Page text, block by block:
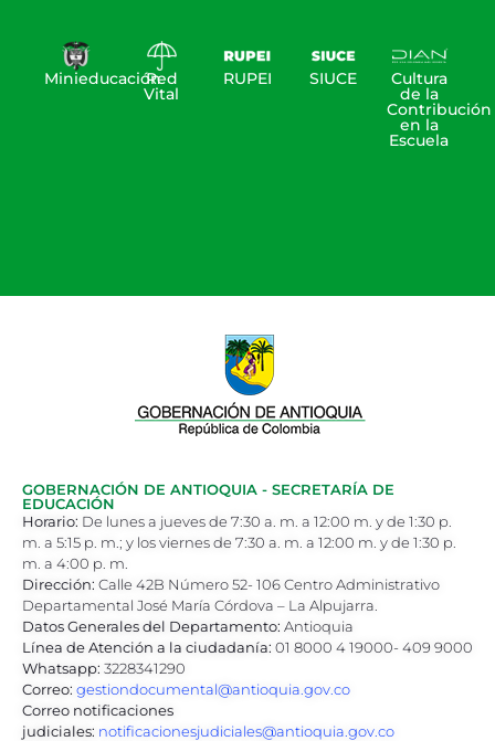
MinieducaciónRed
Vital
RUPEI SIUCE Cultura
de la
Contribución
en la
Escuela
GOBERNACIÓN DE ANTIOQUIA - SECRETARÍA DE
EDUCACIÓN
Horario: De lunes a jueves de 7:30 a. m. a 12:00 m. y de 1:30 p.
m. a 5:15 p. m.; y los viernes de 7:30 a. m. a 12:00 m. y de 1:30 p.
m. a 4:00 p. m.
Dirección: Calle 42B Número 52- 106 Centro Administrativo
Departamental José María Córdova – La Alpujarra.
Datos Generales del Departamento: Antioquia
Línea de Atención a la ciudadanía: 01 8000 4 19000- 409 9000
Whatsapp: 3228341290
Correo: gestiondocumental@antioquia.gov.co
Correo notificaciones
judiciales: notificacionesjudiciales@antioquia.gov.co